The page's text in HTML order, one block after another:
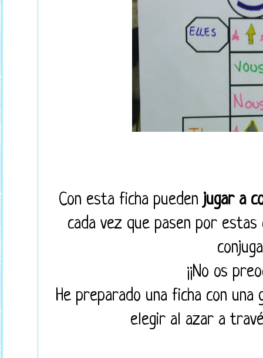
Con esta ficha pueden jugar a
cada vez que pasen por estas
¡¡No os
He preparado una ficha con
elegir al azar a